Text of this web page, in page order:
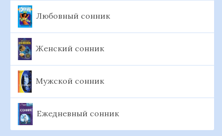
Любовный сонник
Женский сонник
Мужской сонник
Ежедневный сонник